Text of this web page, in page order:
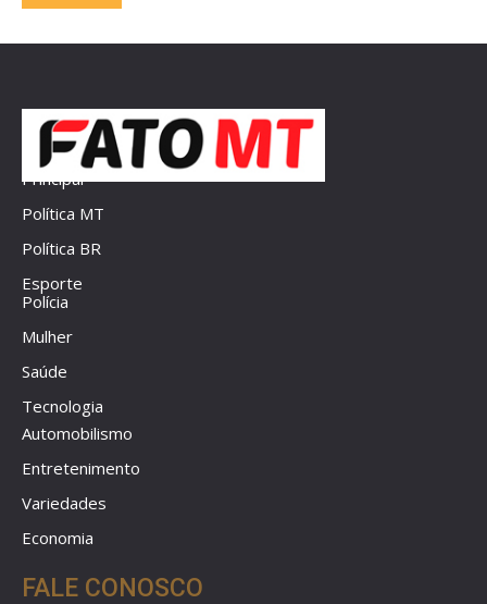
Principal
Política MT
Política BR
Esporte
Polícia
Mulher
Saúde
Tecnologia
Automobilismo
Entretenimento
Variedades
Economia
FALE CONOSCO